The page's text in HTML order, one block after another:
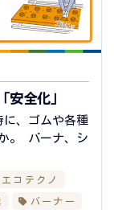
安全化」
、ゴムや各種
。 バーナ、シ
エコテクノ
バーナー